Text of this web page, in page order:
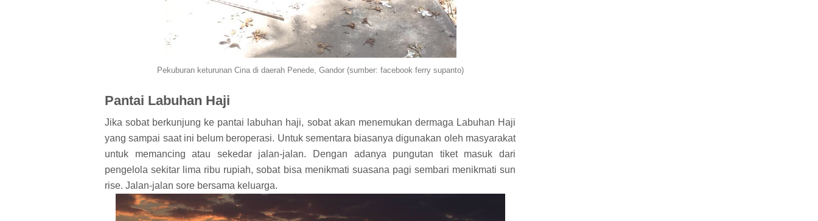
Pekuburan keturunan Cina di daerah Penede, Gandor (sumber: facebook ferry supanto)
Pantai Labuhan Haji
Jika sobat berkunjung ke pantai labuhan haji, sobat akan menemukan dermaga Labuhan Haji
yang sampai saat ini belum beroperasi. Untuk sementara biasanya digunakan oleh masyarakat
untuk memancing atau sekedar jalan-jalan. Dengan adanya pungutan tiket masuk dari
pengelola sekitar lima ribu rupiah, sobat bisa menikmati suasana pagi sembari menikmati sun
rise. Jalan-jalan sore bersama keluarga.